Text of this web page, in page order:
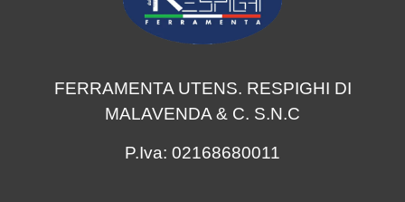
FERRAMENTA UTENS. RESPIGHI DI
MALAVENDA & C. S.N.C
P.Iva: 02168680011